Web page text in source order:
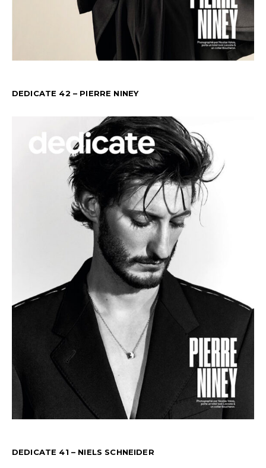
DEDICATE 42 – PIERRE NINEY
DEDICATE 41 – NIELS SCHNEIDER